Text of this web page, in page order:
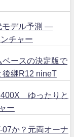
モデル予測 ―
チャー
ベースの決定版で
継R12 nineT
400X ゆったりと
ー
07か？元両オーナ